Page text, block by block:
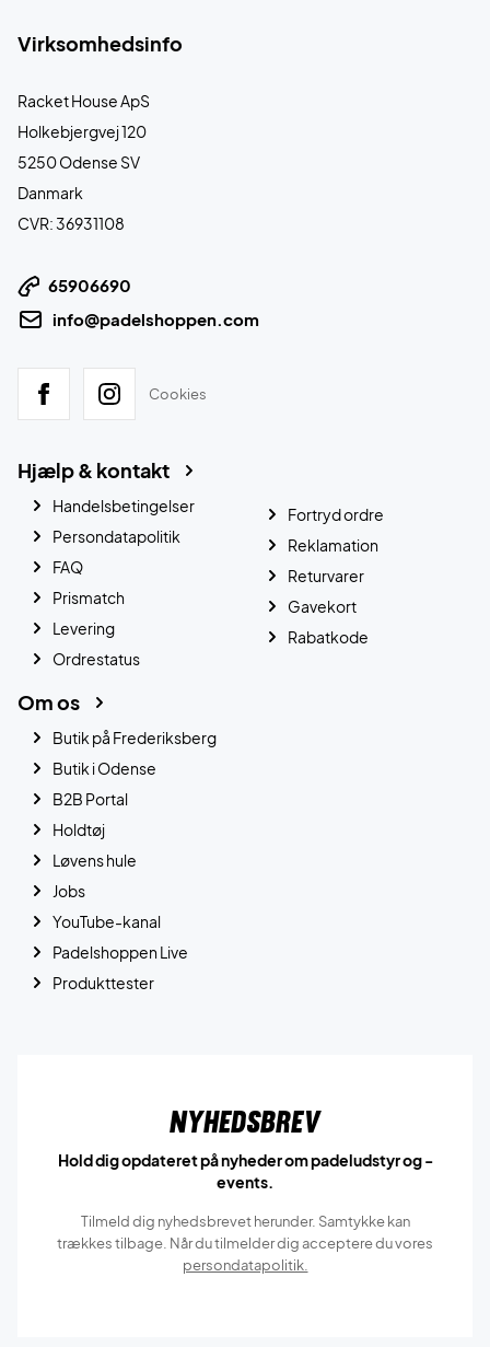
Virksomhedsinfo
Racket House ApS
Holkebjergvej 120
5250 Odense SV
Danmark
CVR: 36931108
65906690
info@padelshoppen.com
Cookies
Hjælp & kontakt
Handelsbetingelser
Persondatapolitik
FAQ
Prismatch
Levering
Ordrestatus
Fortryd ordre
Reklamation
Returvarer
Gavekort
Rabatkode
Om os
Butik på Frederiksberg
Butik i Odense
B2B Portal
Holdtøj
Løvens hule
Jobs
YouTube-kanal
Padelshoppen Live
Produkttester
Nyhedsbrev
Hold dig opdateret på nyheder om padeludstyr og -
events.
Tilmeld dig nyhedsbrevet herunder. Samtykke kan
trækkes tilbage. Når du tilmelder dig acceptere du vores
persondatapolitik.